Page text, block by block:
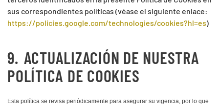
sus correspondientes políticas (véase el siguiente enlace:
https://policies.google.com/technologies/cookies?hl=es)
9. ACTUALIZACIÓN DE NUESTRA
POLÍTICA DE COOKIES
Esta política se revisa periódicamente para asegurar su vigencia, por lo que